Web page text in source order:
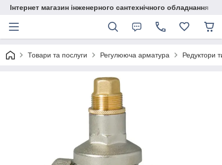
Інтернет магазин інженерного сантехнічного обладнання
Товари та послуги Регулююча арматура Редуктори